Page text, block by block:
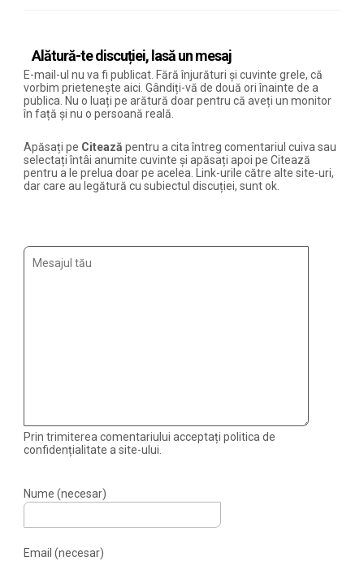
Alătură-te discuției, lasă un mesaj
E-mail-ul nu va fi publicat. Fără înjurături și cuvinte grele, că
vorbim prietenește aici. Gândiți-vă de două ori înainte de a
publica. Nu o luați pe arătură doar pentru că aveți un monitor
în față și nu o persoană reală.
Apăsați pe Citează pentru a cita întreg comentariul cuiva sau
selectați întâi anumite cuvinte și apăsați apoi pe Citează
pentru a le prelua doar pe acelea. Link-urile către alte site-uri,
dar care au legătură cu subiectul discuției, sunt ok.
Prin trimiterea comentariului acceptați politica de
confidențialitate a site-ului.
Nume (necesar)
Email (necesar)